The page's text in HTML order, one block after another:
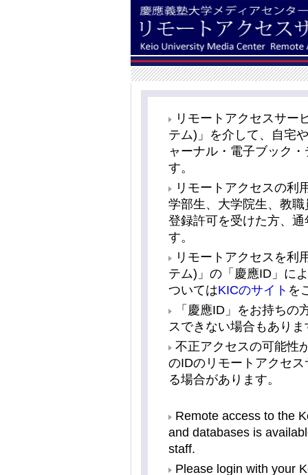
リモートアクセスサー
テム)」を介して、自宅
ャーナル・電子ブック
す。
リモートアクセスの利
学部生、大学院生、教
登録許可を受けた方、
す。
リモートアクセスを利
テム)」の「慶應ID」に
ついてはKICのサイト を
「慶應ID」をお持ちの
スできない場合もありま
不正アクセスの可能性
のIDのリモートアクセ
る場合があります。
Remote access to the
and databases is
staff.
Please login with your